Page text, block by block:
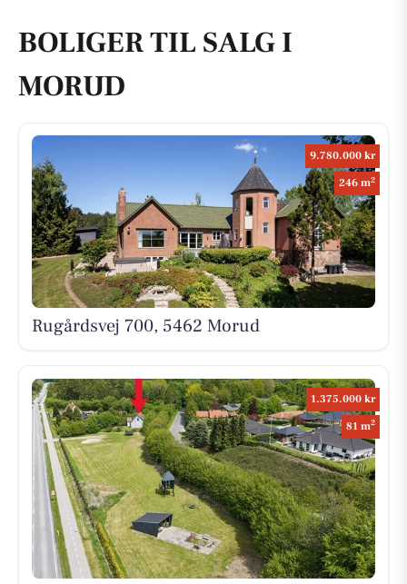
BOLIGER TIL SALG I
MORUD
9.780.000 kr
246 m2
Rugårdsvej 700, 5462 Morud
1.375.000 kr
81 m2